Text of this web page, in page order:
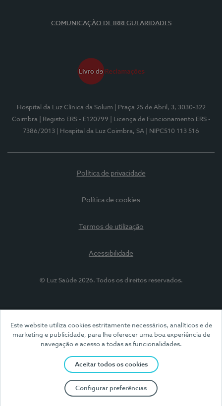
Este website utiliza cookies estritamente necessários, analíticos e de
marketing e publicidade, para lhe oferecer uma boa experiência de
navegação e acesso a todas as funcionalidades.
Aceitar todos os cookies
Configurar preferências
COMUNICAÇÃO DE IRREGULARIDADES
Hospital da Luz Clínica da Solum
| Praça 25 de Abril, 3, 3030-322
Coimbra
| Registo ERS - E120799
| Licença de Funcionamento ERS -
7386/2013
| Hospital da Luz Coimbra, SA | NIPC510 113 516
Política de privacidade
Política de cookies
Termos de utilização
Acessibilidade
© Luz Saúde 2026. Todos os direitos reservados.